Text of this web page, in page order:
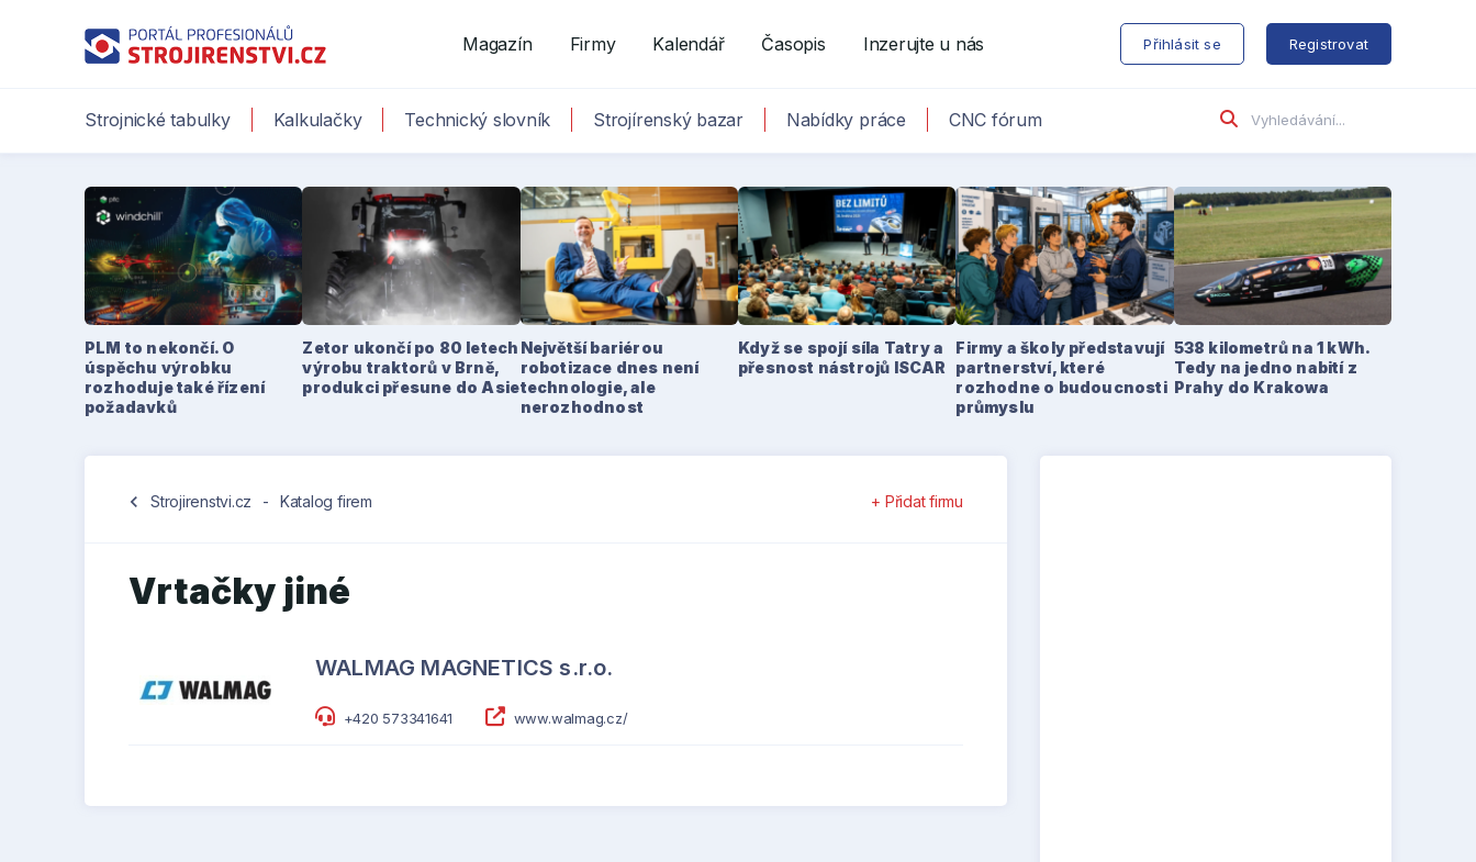
Magazín Firmy Kalendář Časopis Inzerujte u nás Přihlásit se Registrovat
Strojnické tabulky Kalkulačky Technický slovník Strojírenský bazar Nabídky práce CNC fórum
PLM to nekončí. O
úspěchu výrobku
rozhoduje také řízení
požadavků
Zetor ukončí po 80 letech
výrobu traktorů v Brně,
produkci přesune do Asie
Největší bariérou
robotizace dnes není
technologie, ale
nerozhodnost
Když se spojí síla Tatry a
přesnost nástrojů ISCAR
Firmy a školy představují
partnerství, které
rozhodne o budoucnosti
průmyslu
538 kilometrů na 1 kWh.
Tedy na jedno nabití z
Prahy do Krakowa
chevron_left Strojirenstvi.cz - Katalog firem + Přidat firmu
Vrtačky jiné
WALMAG MAGNETICS s.r.o.
+420 573341641 www.walmag.cz/